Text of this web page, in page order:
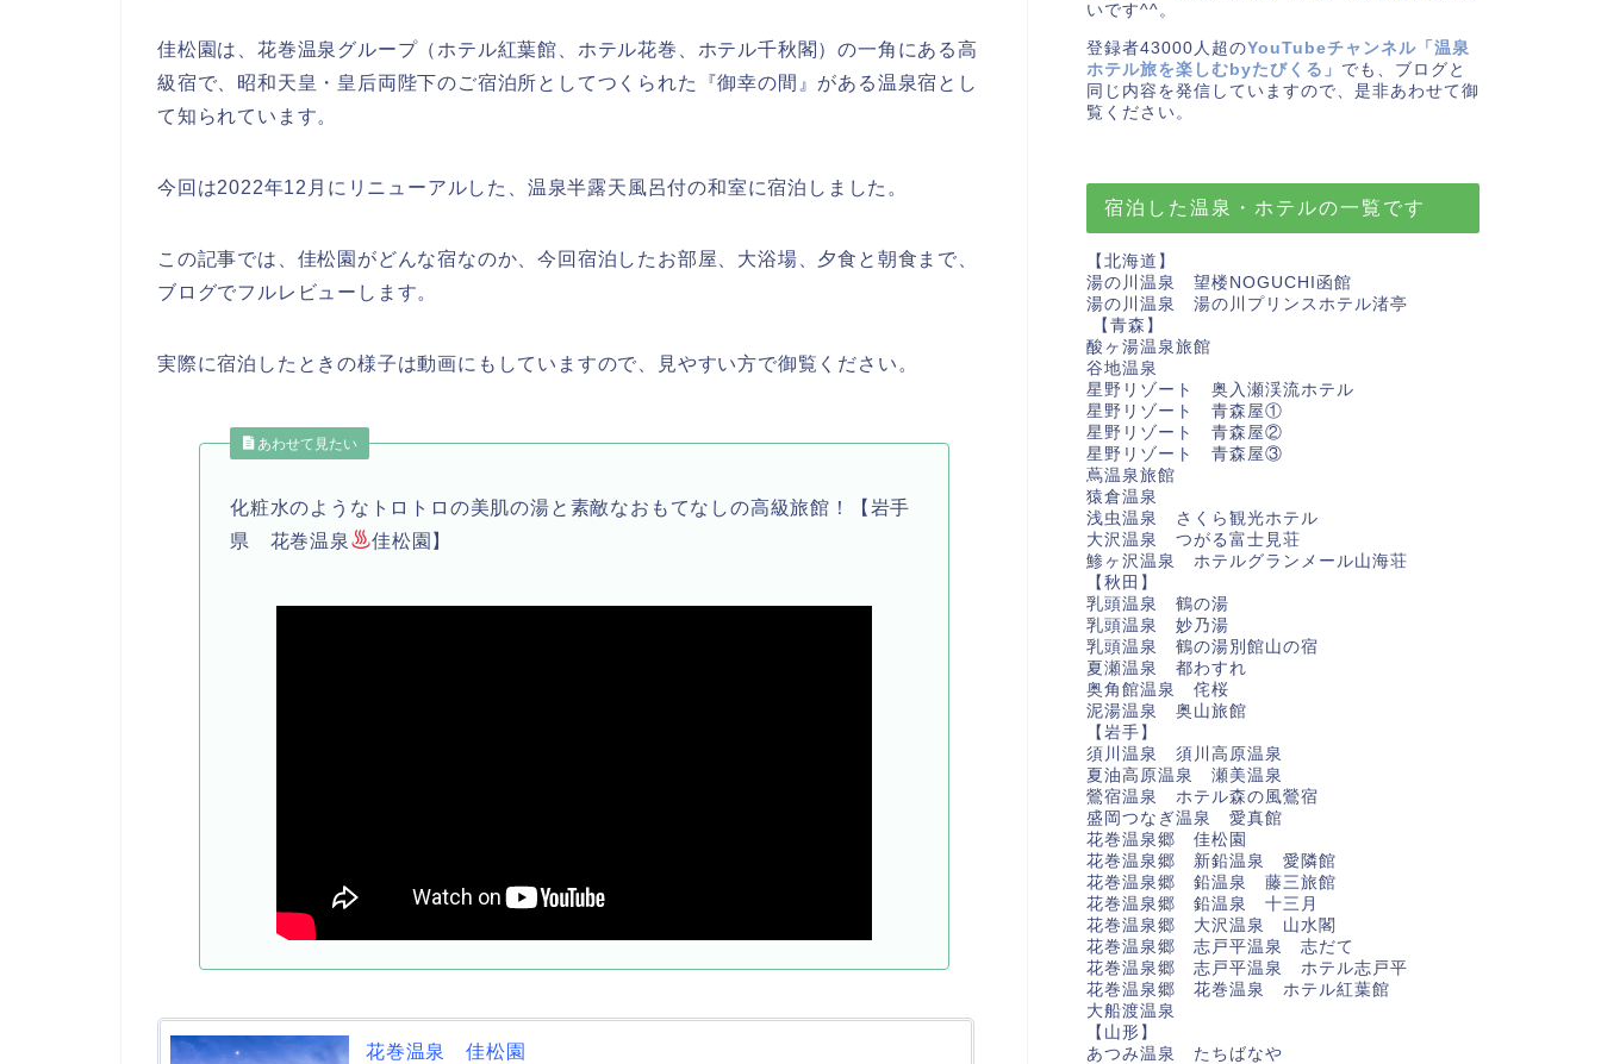
佳松園は、花巻温泉グループ（ホテル紅葉館、ホテル花巻、ホテル千秋閣）の一角にある高
級宿で、昭和天皇・皇后両陛下のご宿泊所としてつくられた『御幸の間』がある温泉宿とし
て知られています。
今回は2022年12月にリニューアルした、温泉半露天風呂付の和室に宿泊しました。
この記事では、佳松園がどんな宿なのか、今回宿泊したお部屋、大浴場、夕食と朝食まで、
ブログでフルレビューします。
実際に宿泊したときの様子は動画にもしていますので、見やすい方で御覧ください。
あわせて見たい
化粧水のようなトロトロの美肌の湯と素敵なおもてなしの高級旅館！【岩手
県 花巻温泉
佳松園】
花巻温泉 佳松園
いです^^。
登録者43000人超のYouTubeチャンネル「温泉
ホテル旅を楽しむbyたびくる」 でも、ブログと
同じ内容を発信していますので、是非あわせて御
覧ください。
宿泊した温泉・ホテルの一覧です
【北海道】
湯の川温泉 望楼NOGUCHI函館
湯の川温泉 湯の川プリンスホテル渚亭
【青森】
酸ヶ湯温泉旅館
谷地温泉
星野リゾート 奥入瀬渓流ホテル
星野リゾート 青森屋①
星野リゾート 青森屋②
星野リゾート 青森屋③
蔦温泉旅館
猿倉温泉
浅虫温泉 さくら観光ホテル
大沢温泉 つがる富士見荘
鯵ヶ沢温泉 ホテルグランメール山海荘
【秋田】
乳頭温泉 鶴の湯
乳頭温泉 妙乃湯
乳頭温泉 鶴の湯別館山の宿
夏瀬温泉 都わすれ
奥角館温泉 侘桜
泥湯温泉 奥山旅館
【岩手】
須川温泉 須川高原温泉
夏油高原温泉 瀬美温泉
鶯宿温泉 ホテル森の風鶯宿
盛岡つなぎ温泉 愛真館
花巻温泉郷 佳松園
花巻温泉郷 新鉛温泉 愛隣館
花巻温泉郷 鉛温泉 藤三旅館
花巻温泉郷 鉛温泉 十三月
花巻温泉郷 大沢温泉 山水閣
花巻温泉郷 志戸平温泉 志だて
花巻温泉郷 志戸平温泉 ホテル志戸平
花巻温泉郷 花巻温泉 ホテル紅葉館
大船渡温泉
【山形】
あつみ温泉 たちばなや